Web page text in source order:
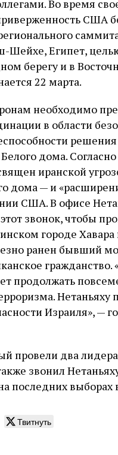
Во время
США
Египет,
берегу и в
22 марта.
необходимо
в области
дома.
иранской
дома — и
США. В офисе
звонок, чтобы
городе
ранен бывший
гражданство.
продолжать
Нетаньяху
Израиля», —
провели два лидера
звонил
последних выборах
Твитнуть